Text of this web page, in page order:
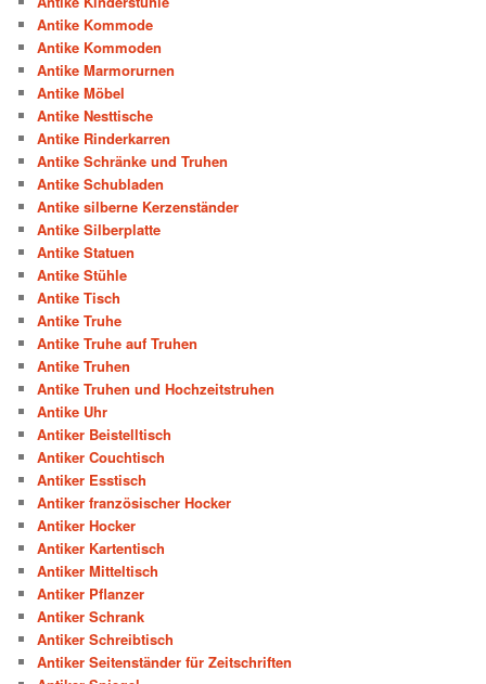
Antike Kommode
Antike Kommoden
Antike Marmorurnen
Antike Möbel
Antike Nesttische
Antike Rinderkarren
Antike Schränke und Truhen
Antike Schubladen
Antike silberne Kerzenständer
Antike Silberplatte
Antike Statuen
Antike Stühle
Antike Tisch
Antike Truhe
Antike Truhe auf Truhen
Antike Truhen
Antike Truhen und Hochzeitstruhen
Antike Uhr
Antiker Beistelltisch
Antiker Couchtisch
Antiker Esstisch
Antiker französischer Hocker
Antiker Hocker
Antiker Kartentisch
Antiker Mitteltisch
Antiker Pflanzer
Antiker Schrank
Antiker Schreibtisch
Antiker Seitenständer für Zeitschriften